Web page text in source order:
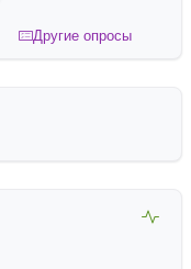
Другие опросы